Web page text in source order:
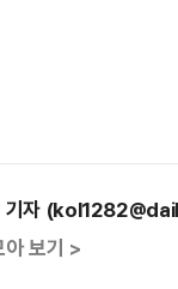
기자
아 보기 >